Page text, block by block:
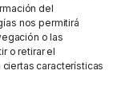
del
nos permitirá
o las
o retirar el
características